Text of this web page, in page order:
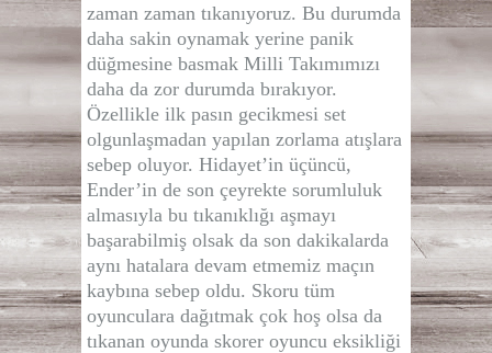
zaman zaman tıkanıyoruz. Bu durumda
daha sakin oynamak yerine panik
düğmesine basmak Milli Takımımızı
daha da zor durumda bırakıyor.
Özellikle ilk pasın gecikmesi set
olgunlaşmadan yapılan zorlama atışlara
sebep oluyor. Hidayet’in üçüncü,
Ender’in de son çeyrekte sorumluluk
almasıyla bu tıkanıklığı aşmayı
başarabilmiş olsak da son dakikalarda
aynı hatalara devam etmemiz maçın
kaybına sebep oldu. Skoru tüm
oyunculara dağıtmak çok hoş olsa da
tıkanan oyunda skorer oyuncu eksikliği